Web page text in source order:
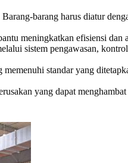
barang harus diatur
meningkatkan efisiensi dan
sistem pengawasan,
standar yang
yang dapat